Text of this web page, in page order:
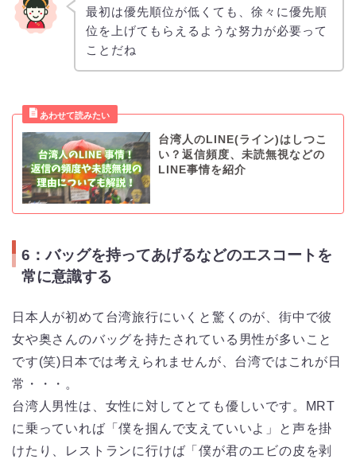
最初は優先順位が低くても、徐々に優先順
位を上げてもらえるような努力が必要って
ことだね
台湾人のLINE(ライン)はしつこ
い？返信頻度、未読無視などの
LINE事情を紹介
6：バッグを持ってあげるなどのエスコートを
常に意識する
日本人が初めて台湾旅行にいくと驚くのが、街中で彼
女や奥さんのバッグを持たされている男性が多いこと
です(笑)日本では考えられませんが、台湾ではこれが日
常・・・。
台湾人男性は、女性に対してとても優しいです。MRT
に乗っていれば「僕を掴んで支えていいよ」と声を掛
けたり、レストランに行けば「僕が君のエビの皮を剥